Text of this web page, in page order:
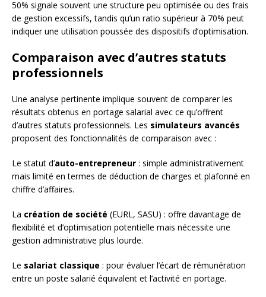
50% signale souvent une structure peu optimisée ou des frais
de gestion excessifs, tandis qu’un ratio supérieur à 70% peut
indiquer une utilisation poussée des dispositifs d’optimisation.
Comparaison avec d’autres statuts
professionnels
Une analyse pertinente implique souvent de comparer les
résultats obtenus en portage salarial avec ce qu’offrent
d’autres statuts professionnels. Les simulateurs avancés
proposent des fonctionnalités de comparaison avec :
Le statut d’auto-entrepreneur : simple administrativement
mais limité en termes de déduction de charges et plafonné en
chiffre d’affaires.
La création de société (EURL, SASU) : offre davantage de
flexibilité et d’optimisation potentielle mais nécessite une
gestion administrative plus lourde.
Le salariat classique : pour évaluer l’écart de rémunération
entre un poste salarié équivalent et l’activité en portage.